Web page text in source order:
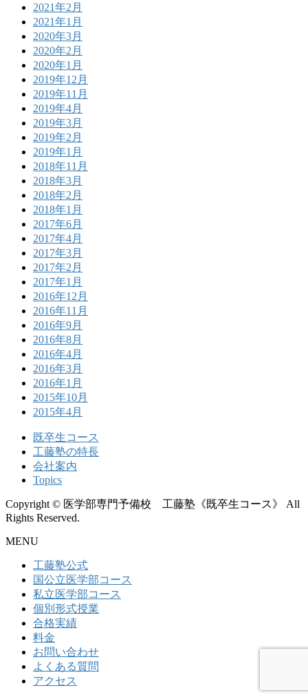
2021年2月
2021年1月
2020年3月
2020年2月
2020年1月
2019年12月
2019年11月
2019年4月
2019年3月
2019年2月
2019年1月
2018年11月
2018年3月
2018年2月
2018年1月
2017年6月
2017年4月
2017年3月
2017年2月
2017年1月
2016年12月
2016年11月
2016年9月
2016年8月
2016年4月
2016年3月
2016年1月
2015年10月
2015年4月
既卒生コース
工藤塾の特長
会社案内
Topics
Copyright © 医学部専門予備校 工藤塾《既卒生コース》 All
Rights Reserved.
MENU
工藤塾公式
国公立医学部コース
私立医学部コース
個別形式授業
合格実績
料金
お問い合わせ
よくある質問
アクセス